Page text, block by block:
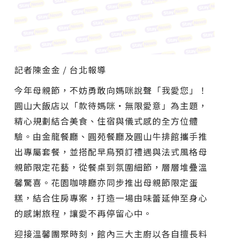
記者陳金金 / 台北報導
今年母親節，不妨勇敢向媽咪說聲「我愛您」！
圓山大飯店以「款待媽咪‧無限愛意」為主題，
精心規劃結合美食、住宿與儀式感的全方位體
驗。由金龍餐廳、圓苑餐廳及圓山牛排館攜手推
出專屬套餐，並搭配早鳥預訂禮遇與法式風格母
親節限定花藝，從餐桌到氛圍細節，層層堆疊溫
馨驚喜。花園咖啡廳亦同步推出母親節限定蛋
糕，結合住房專案，打造一場由味蕾延伸至身心
的感謝旅程，讓愛不再停留心中。
迎接溫馨團聚時刻，館內三大主廚以各自擅長料